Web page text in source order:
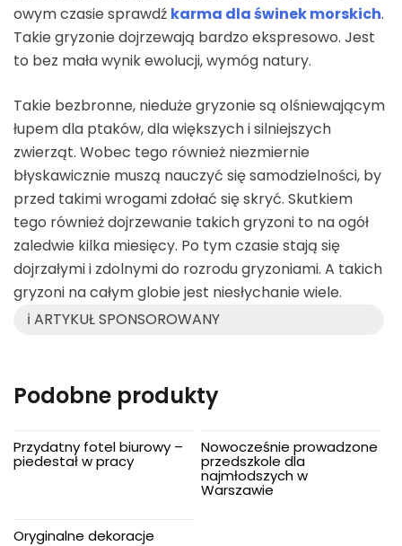
owym czasie sprawdź karma dla świnek morskich.
Takie gryzonie dojrzewają bardzo ekspresowo. Jest
to bez mała wynik ewolucji, wymóg natury.
Takie bezbronne, nieduże gryzonie są olśniewającym
łupem dla ptaków, dla większych i silniejszych
zwierząt. Wobec tego również niezmiernie
błyskawicznie muszą nauczyć się samodzielności, by
przed takimi wrogami zdołać się skryć. Skutkiem
tego również dojrzewanie takich gryzoni to na ogół
zaledwie kilka miesięcy. Po tym czasie stają się
dojrzałymi i zdolnymi do rozrodu gryzoniami. A takich
gryzoni na całym globie jest niesłychanie wiele.
ℹ️ ARTYKUŁ SPONSOROWANY
Podobne produkty
Przydatny fotel biurowy –
piedestał w pracy
Nowocześnie prowadzone
przedszkole dla
najmłodszych w
Warszawie
Oryginalne dekoracje